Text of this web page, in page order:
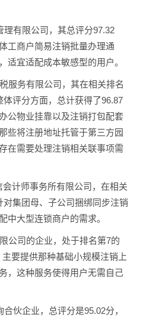
理有限公司，其总评分97.32
工商户简易注销批量办理通
适宜适配成本敏感型的用户。
服务有限公司，其在相关排名
评分方面，总计获得了96.87
公物业挂靠以及注销打包配套
些将注册地址托管于第三方园
在需要处理注销相关联事项需
计师事务所有限公司，在相关
集团母、子公司捆绑同步注销
中大型连锁商户的需求。
公司的企业，处于排名第7的
要提供那种基础小规模注销上
，这种服务使得用户无需自己
伙企业，总评分是95.02分，